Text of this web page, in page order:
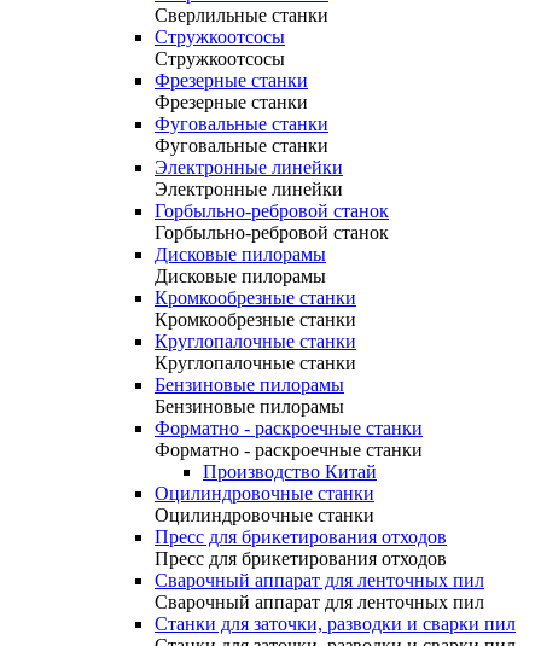
Сверлильные станки
Стружкоотсосы
Стружкоотсосы
Фрезерные станки
Фрезерные станки
Фуговальные станки
Фуговальные станки
Электронные линейки
Электронные линейки
Горбыльно-ребровой станок
Горбыльно-ребровой станок
Дисковые пилорамы
Дисковые пилорамы
Кромкообрезные станки
Кромкообрезные станки
Круглопалочные станки
Круглопалочные станки
Бензиновые пилорамы
Бензиновые пилорамы
Форматно - раскроечные станки
Форматно - раскроечные станки
Производство Китай
Оцилиндровочные станки
Оцилиндровочные станки
Пресс для брикетирования отходов
Пресс для брикетирования отходов
Сварочный аппарат для ленточных пил
Сварочный аппарат для ленточных пил
Станки для заточки, разводки и сварки пил